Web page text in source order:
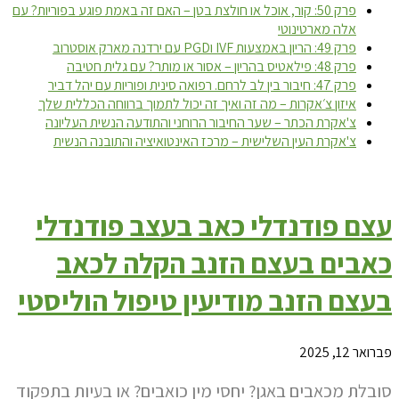
פרק 50: קור, אוכל או חולצת בטן – האם זה באמת פוגע בפוריות? עם
אלה מארטינוטי
פרק 49: הריון באמצעות IVF וPGD עם ירדנה מארק אוסטרוב
פרק 48: פילאטיס בהריון – אסור או מותר? עם גלית חטיבה
פרק 47: חיבור בין לב לרחם. רפואה סינית ופוריות עם יהל דביר
איזון צ׳אקרות – מה זה ואיך זה יכול לתמוך ברווחה הכללית שלך
צ'אקרת הכתר – שער החיבור הרוחני והתודעה הנשית העליונה
צ'אקרת העין השלישית – מרכז האינטואיציה והתובנה הנשית
עצם פודנדלי כאב בעצב פודנדלי
כאבים בעצם הזנב הקלה לכאב
בעצם הזנב מודיעין טיפול הוליסטי
פברואר 12, 2025
סובלת מכאבים באגן? יחסי מין כואבים? או בעיות בתפקוד